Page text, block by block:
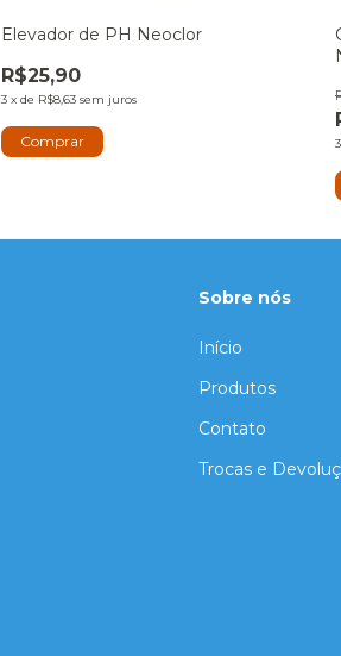
Elevador de PH Neoclor
R$25,90
3 x de R$8,63 sem juros
3
Sobre nós
Início
Produtos
Contato
Trocas e